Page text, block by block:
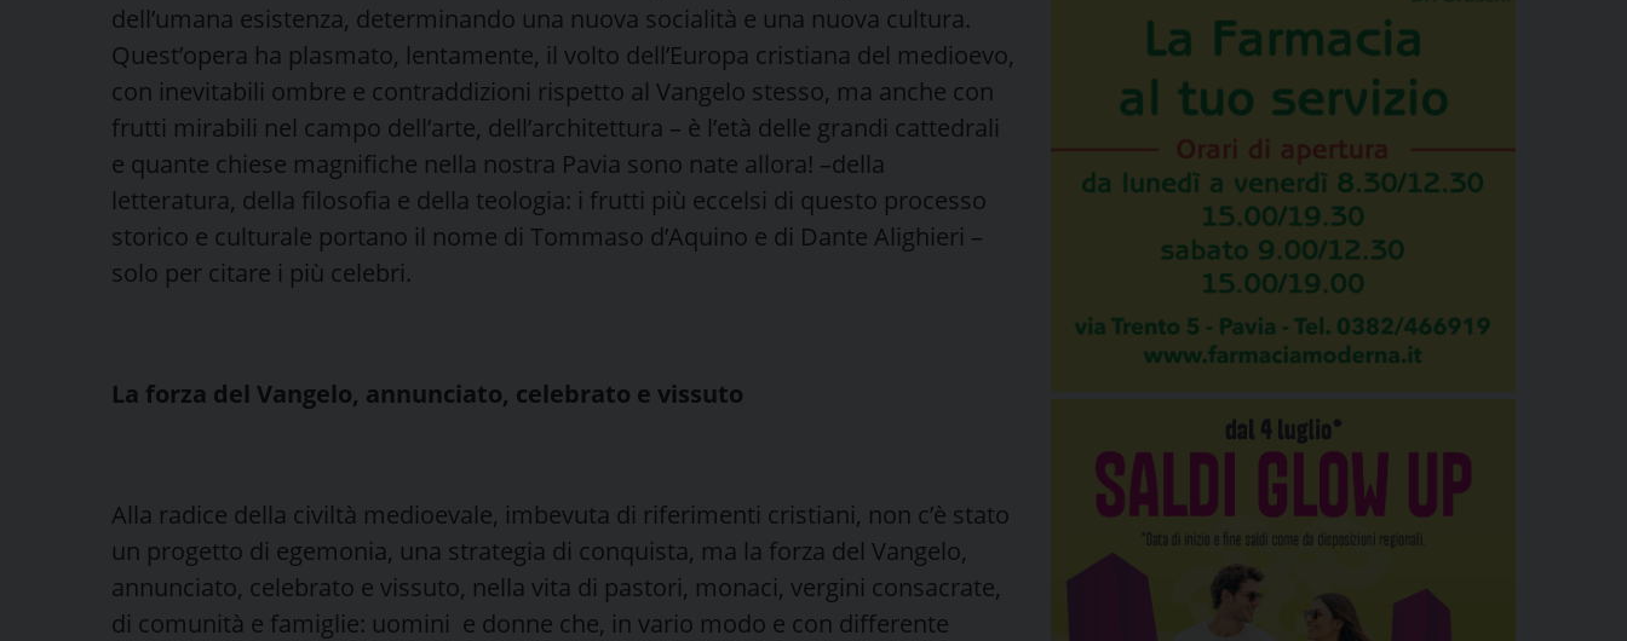
dell’umana esistenza, determinando una nuova socialità e una nuova cultura.
Quest’opera ha plasmato, lentamente, il volto dell’Europa cristiana del medioevo,
con inevitabili ombre e contraddizioni rispetto al Vangelo stesso, ma anche con
frutti mirabili nel campo dell’arte, dell’architettura – è l’età delle grandi cattedrali
e quante chiese magnifiche nella nostra Pavia sono nate allora! –della
letteratura, della filosofia e della teologia: i frutti più eccelsi di questo processo
storico e culturale portano il nome di Tommaso d’Aquino e di Dante Alighieri –
solo per citare i più celebri.
La forza del Vangelo, annunciato, celebrato e vissuto
Alla radice della civiltà medioevale, imbevuta di riferimenti cristiani, non c’è stato
un progetto di egemonia, una strategia di conquista, ma la forza del Vangelo,
annunciato, celebrato e vissuto, nella vita di pastori, monaci, vergini consacrate,
di comunità e famiglie: uomini e donne che, in vario modo e con differente